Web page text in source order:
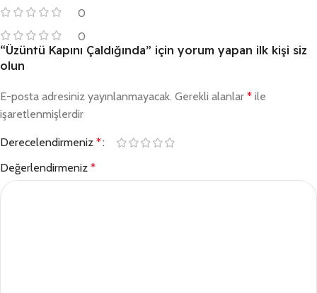
0
0
“Üzüntü Kapını Çaldığında” için yorum yapan ilk kişi siz
olun
E-posta adresiniz yayınlanmayacak. Gerekli alanlar * ile
işaretlenmişlerdir
Derecelendirmeniz *
Değerlendirmeniz *